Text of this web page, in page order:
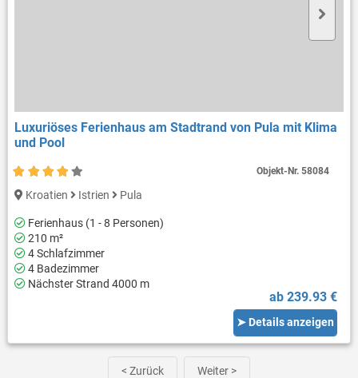
Luxuriöses Ferienhaus am Stadtrand von Pula mit Klima
und Pool
Kroatien Istrien Pula
Ferienhaus (1 - 8 Personen)
210 m²
4 Schlafzimmer
4 Badezimmer
Nächster Strand 4000 m
ab 239.93 €
➤ Details anzeigen
Objekt-Nr.58084
< Zurück Weiter >